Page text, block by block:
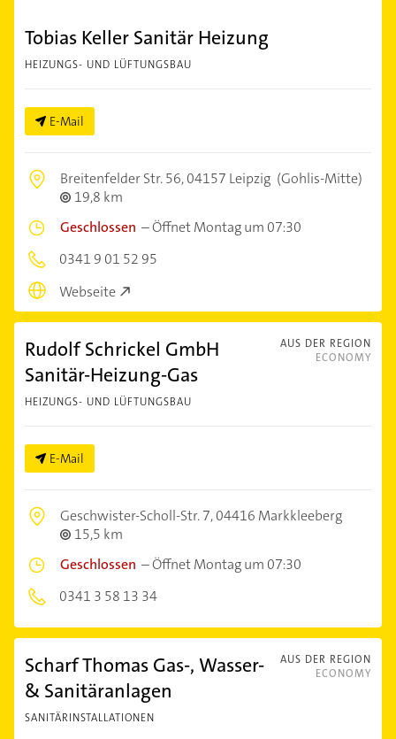
Tobias Keller Sanitär Heizung
HEIZUNGS- UND LÜFTUNGSBAU
E-Mail
Breitenfelder Str. 56,04157 Leipzig (Gohlis-Mitte)
19,8 km
Geschlossen –Öffnet Montag um 07:30
0341 9 01 52 95
Webseite
AUS DER REGION
ECONOMY
Rudolf Schrickel GmbH
Sanitär-Heizung-Gas
HEIZUNGS- UND LÜFTUNGSBAU
E-Mail
Geschwister-Scholl-Str. 7,04416 Markkleeberg
15,5 km
Geschlossen –Öffnet Montag um 07:30
0341 3 58 13 34
AUS DER REGION
ECONOMY
Scharf Thomas Gas-, Wasser-
& Sanitäranlagen
SANITÄRINSTALLATIONEN